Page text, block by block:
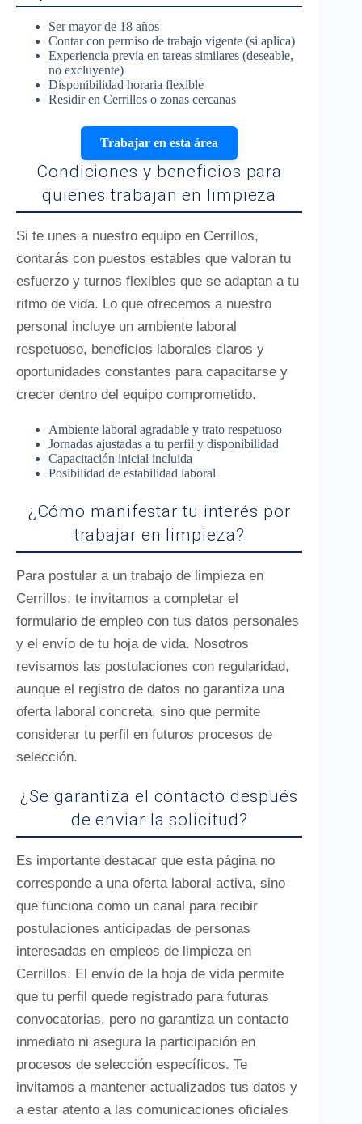
Ser mayor de 18 años
Contar con permiso de trabajo vigente (si aplica)
Experiencia previa en tareas similares (deseable,
no excluyente)
Disponibilidad horaria flexible
Residir en Cerrillos o zonas cercanas
Trabajar en esta área
Condiciones y beneficios para
quienes trabajan en limpieza
Si te unes a nuestro equipo en Cerrillos,
contarás con puestos estables que valoran tu
esfuerzo y turnos flexibles que se adaptan a tu
ritmo de vida. Lo que ofrecemos a nuestro
personal incluye un ambiente laboral
respetuoso, beneficios laborales claros y
oportunidades constantes para capacitarse y
crecer dentro del equipo comprometido.
Ambiente laboral agradable y trato respetuoso
Jornadas ajustadas a tu perfil y disponibilidad
Capacitación inicial incluida
Posibilidad de estabilidad laboral
¿Cómo manifestar tu interés por
trabajar en limpieza?
Para postular a un trabajo de limpieza en
Cerrillos, te invitamos a completar el
formulario de empleo con tus datos personales
y el envío de tu hoja de vida. Nosotros
revisamos las postulaciones con regularidad,
aunque el registro de datos no garantiza una
oferta laboral concreta, sino que permite
considerar tu perfil en futuros procesos de
selección.
¿Se garantiza el contacto después
de enviar la solicitud?
Es importante destacar que esta página no
corresponde a una oferta laboral activa, sino
que funciona como un canal para recibir
postulaciones anticipadas de personas
interesadas en empleos de limpieza en
Cerrillos. El envío de la hoja de vida permite
que tu perfil quede registrado para futuras
convocatorias, pero no garantiza un contacto
inmediato ni asegura la participación en
procesos de selección específicos. Te
invitamos a mantener actualizados tus datos y
a estar atento a las comunicaciones oficiales